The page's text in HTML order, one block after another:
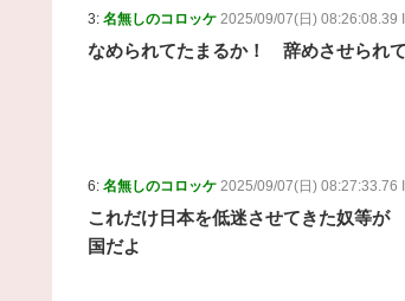
3: 名無しのコロッケ 2025/09/07(日) 08:26:08.39
なめられてたまるか！ 辞めさせられて
6: 名無しのコロッケ 2025/09/07(日) 08:27:33.76
これだけ日本を低迷させてきた奴等
国だよ